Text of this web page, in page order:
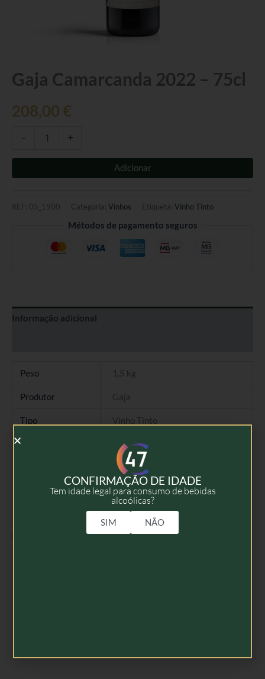
Gaja Camarcanda 2022 – 75cl
208,00 €
-
Quantidade
de
Camarcanda
+
Adicionar
REF: 05_1900 Categoria: Vinhos Etiqueta: Vinho Tinto
Métodos de pagamento seguros
Informação adicional
Peso 1,5 kg
Produtor Gaja
Tipo Vinho Tinto
Colheita 2022
75cl
Produtos Relacionados
CONFIRMAÇÃO DE IDADE
Tem idade legal para consumo de bebidas
alcoólicas?
SIM NÃO